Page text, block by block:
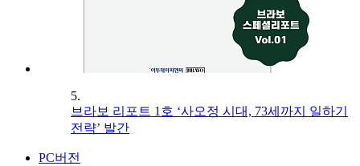
5.
브라보 리포트 1호 ‘사오정 시대, 73세까지 일하기
전략’ 발간
PC버전